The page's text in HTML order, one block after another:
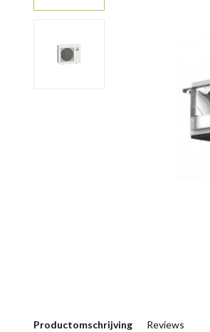
Productomschrijving Reviews